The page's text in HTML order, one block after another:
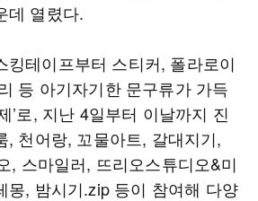
데 열렸다.
킹테이프부터 스티커, 폴라로이
등 아기자기한 문구류가 가득
’로, 지난 4일부터 이날까지 진
, 천어랑, 꼬물아트, 갈대지기,
, 스마일러, 뜨리오스튜디오&미
몽, 밤시기.zip 등이 참여해 다양